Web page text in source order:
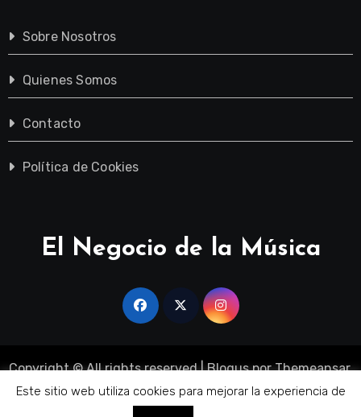
Sobre Nosotros
Quienes Somos
Contacto
Política de Cookies
El Negocio de la Música
Copyright © All rights reserved |BlogusporThemeansar.
Sobre Nosotros Quienes Somos Contacto
Este sitio web utiliza cookies para mejorar la experiencia de